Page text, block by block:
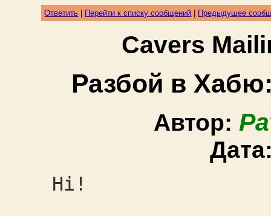
Ответить Перейти к списку сообщений Предыдущее
Cavers
Разбой в
Автор:
Hi!